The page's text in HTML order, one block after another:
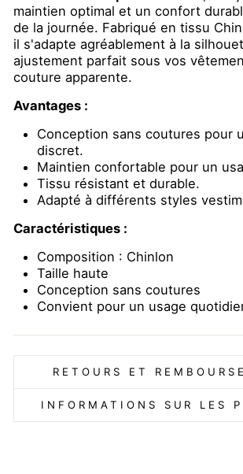
maintien optimal et un confort
de la journée. Fabriqué en tissu
il s'adapte agréablement à la
ajustement parfait sous vos
couture apparente.
Avantages :
Conception sans coutures pour
discret.
Maintien confortable pour un
Tissu résistant et durable.
Adapté à différents styles
Caractéristiques :
Composition : Chinlon
Taille haute
Conception sans coutures
Convient pour un usage
RETOURS ET
INFORMATIONS SUR LES